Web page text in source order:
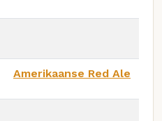
Amerikaanse Red Ale